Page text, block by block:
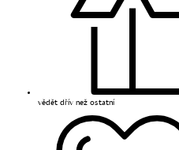
vědět dřív než ostatní